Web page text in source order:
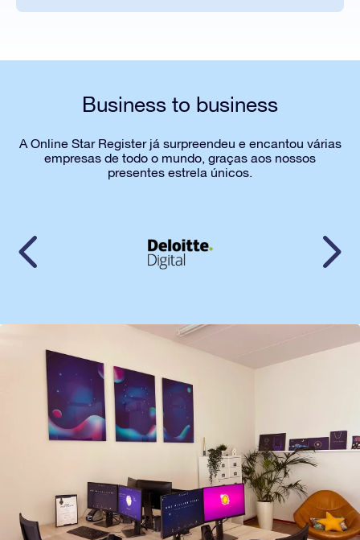
Business to business
A Online Star Register já surpreendeu e encantou várias
empresas de todo o mundo, graças aos nossos
presentes estrela únicos.